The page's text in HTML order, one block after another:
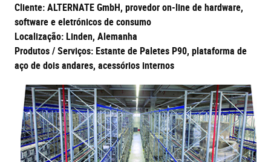
Cliente: ALTERNATE GmbH, provedor on-line de hardware,
software e eletrónicos de consumo
Localização: Linden, Alemanha
Produtos / Serviços: Estante de Paletes P90, plataforma de
aço de dois andares, acessórios internos